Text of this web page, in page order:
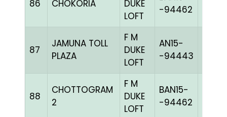
86 CHOKORIA
DUKE
LOFT
-94462
87
JAMUNA TOLL
PLAZA
F M
DUKE
LOFT
AN15-
-94443
88
CHOTTOGRAM
2
F M
DUKE
LOFT
BAN15-
-94462